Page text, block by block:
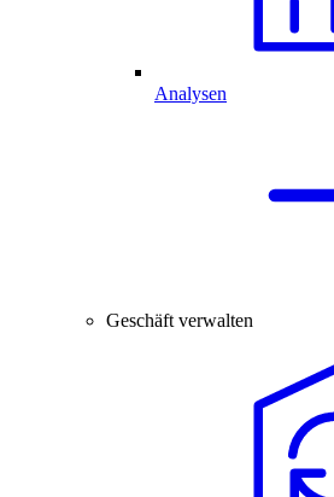
Analysen
Geschäft verwalten